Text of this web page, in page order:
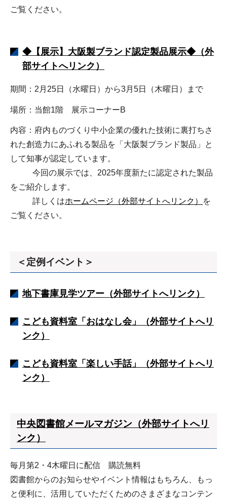
ご覧ください。
◆【展示】大阪製ブランド認定製品展示◆（外
部サイトへリンク）
期間：2月25日（水曜日）から3月5日（木曜日）まで
場所：当館1階 展示コーナーB
内容：府内ものづくり中小企業の優れた技術に裏打ちさ
れた創造力にあふれる製品を「大阪製ブランド製品」と
して知事が認定しています。
今回の展示では、2025年度新たに認定された製品
をご紹介します。
詳しくはホームページ（外部サイトへリンク）
を
ご覧ください。
＜定例イベント＞
地下書庫見学ツアー（外部サイトへリンク）
こども資料室「おはなし会」（外部サイトへリ
ンク）
こども資料室「楽しい手話」（外部サイトへリ
ンク）
中央図書館メールマガジン（外部サイトへリ
ンク）
毎月第2・4木曜日に配信 購読無料
図書館からのお知らせやイベント情報はもちろん、もっ
と便利に、活用していただくためのさまざまなコンテン